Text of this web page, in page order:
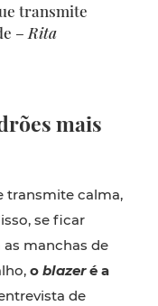
transmite
– Rita
mais
transmite calma,
se ficar
manchas de
o blazeré a
de